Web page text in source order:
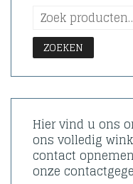
ZOEKEN
Hier vind u ons
ons volledig
contact
onze